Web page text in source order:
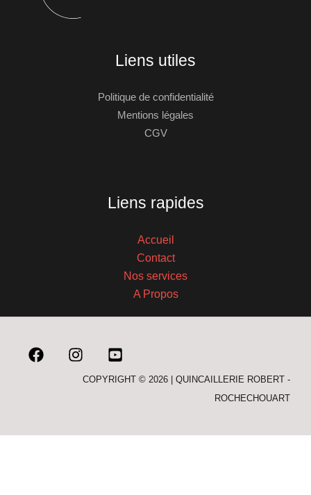
Liens utiles
Politique de confidentialité
Mentions légales
CGV
Liens rapides
Accueil
Contact
Nos services
A Propos
COPYRIGHT © 2026 | QUINCAILLERIE ROBERT -
ROCHECHOUART